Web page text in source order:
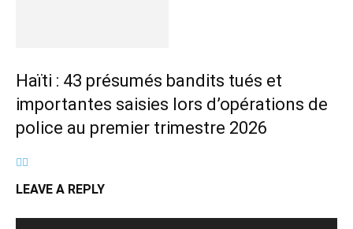
Haïti : 43 présumés bandits tués et
importantes saisies lors d’opérations de
police au premier trimestre 2026
LEAVE A REPLY